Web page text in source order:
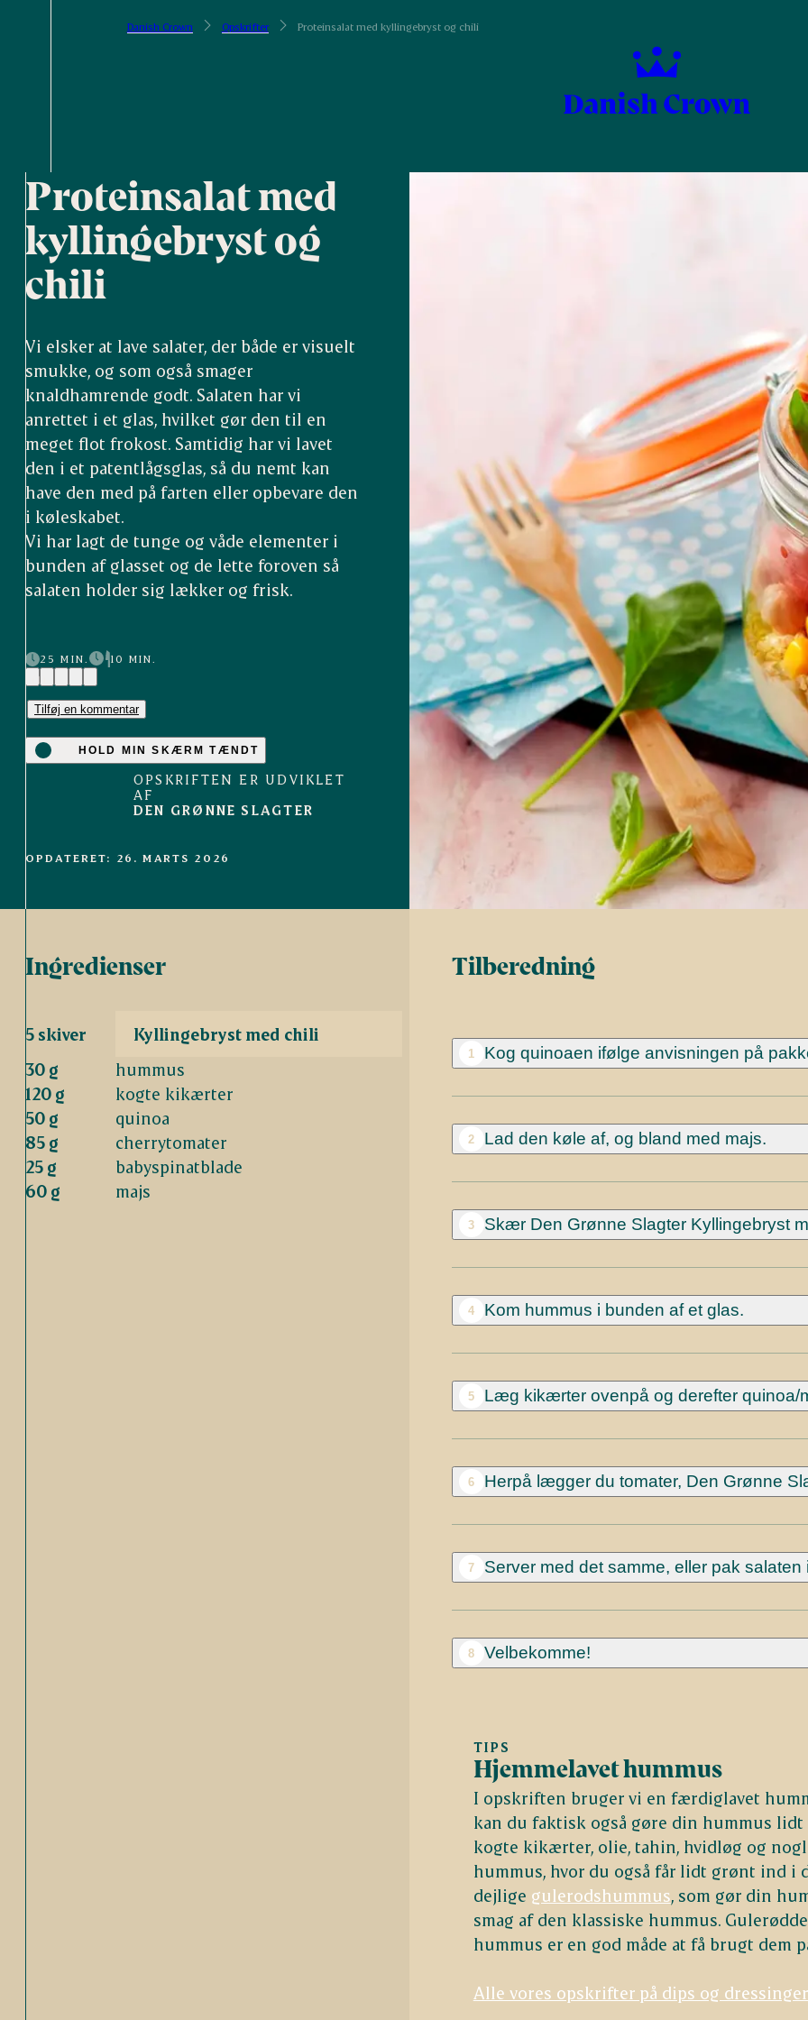
Danish Crown Opskrifter Proteinsalat med kyllingebryst og chili
Proteinsalat med
kyllingebryst og
chili
Vi elsker at lave salater, der både er visuelt
smukke, og som også smager
knaldhamrende godt. Salaten har vi
anrettet i et glas, hvilket gør den til en
meget flot frokost. Samtidig har vi lavet
den i et patentlågsglas, så du nemt kan
have den med på farten eller opbevare den
i køleskabet.
Vi har lagt de tunge og våde elementer i
bunden af glasset og de lette foroven så
salaten holder sig lækker og frisk.
25 MIN.
10 MIN.
(1)
Tilføj en kommentar
HOLD MIN SKÆRM TÆNDT
OPSKRIFTEN ER UDVIKLET
AF
DEN GRØNNE SLAGTER
OPDATERET: 26. MARTS 2026
Ingredienser
5 skiver
Kyllingebryst med chili
30 g
hummus
120 g
kogte kikærter
50 g
quinoa
85 g
cherrytomater
25 g
babyspinatblade
60 g
majs
Tilberedning
1 Kog quinoaen ifølge anvisningen på
2 Lad den køle af, og bland med majs.
3 Skær Den Grønne Slagter Kyllingebryst
4 Kom hummus i bunden af et glas.
5 Læg kikærter ovenpå og derefter quinoa/
6 Herpå lægger du tomater, Den Grønne
7 Server med det samme, eller pak
8 Velbekomme!
TIPS
Hjemmelavet hummus
I opskriften bruger vi en færdiglavet
kan du faktisk også gøre din hummus
kogte kikærter, olie, tahin, hvidløg og
hummus, hvor du også får lidt grønt ind i
dejlige gulerodshummus, som gør din
smag af den klassiske hummus.
hummus er en god måde at få brugt dem
Alle vores opskrifter på dips og dressinger